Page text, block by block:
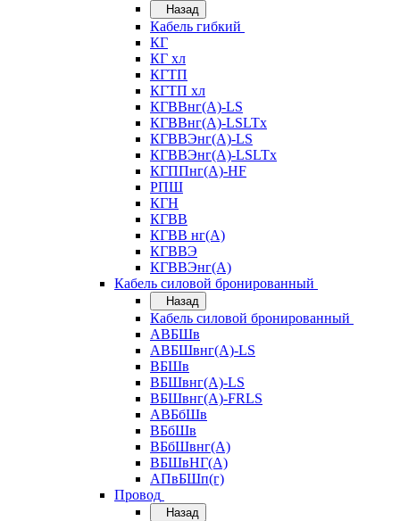
Назад
Кабель гибкий
КГ
КГ хл
КГТП
КГТП хл
КГВВнг(А)-LS
КГВВнг(А)-LSLTx
КГВВЭнг(А)-LS
КГВВЭнг(А)-LSLTx
КГППнг(А)-HF
РПШ
КГН
КГВВ
КГВВ нг(А)
КГВВЭ
КГВВЭнг(А)
Кабель силовой бронированный
Назад
Кабель силовой бронированный
АВБШв
АВБШвнг(А)-LS
ВБШв
ВБШвнг(А)-LS
ВБШвнг(А)-FRLS
АВБбШв
ВБбШв
ВБбШвнг(А)
ВБШвНГ(А)
АПвБШп(г)
Провод
Назад